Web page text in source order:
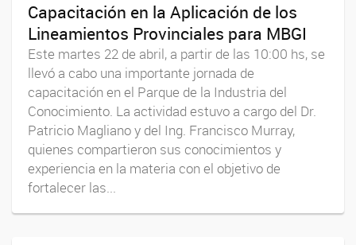
Capacitación en la Aplicación de los
Lineamientos Provinciales para MBGI
Este martes 22 de abril, a partir de las 10:00 hs, se
llevó a cabo una importante jornada de
capacitación en el Parque de la Industria del
Conocimiento. La actividad estuvo a cargo del Dr.
Patricio Magliano y del Ing. Francisco Murray,
quienes compartieron sus conocimientos y
experiencia en la materia con el objetivo de
fortalecer las...